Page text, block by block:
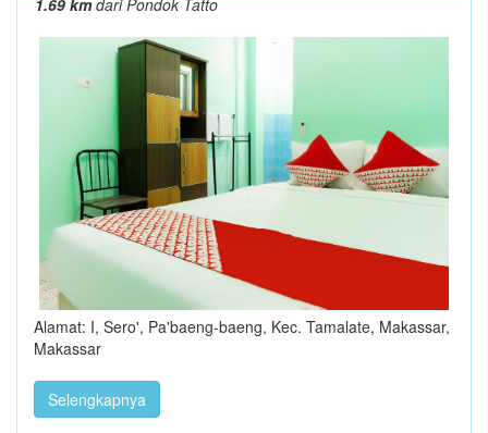
1.69 kmdari Pondok Tatto
Alamat: I, Sero', Pa'baeng-baeng, Kec. Tamalate, Makassar,
Makassar
Selengkapnya